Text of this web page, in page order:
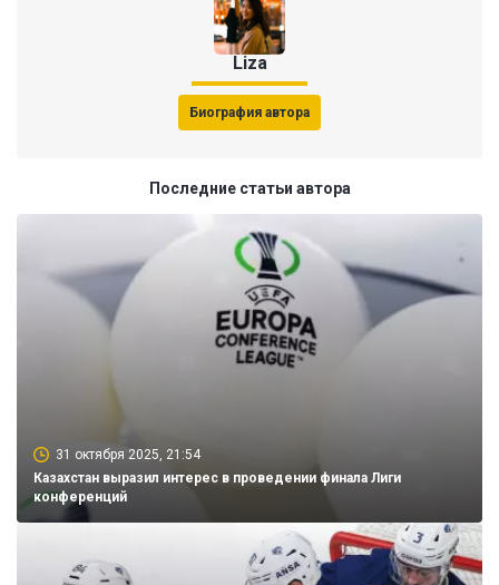
Liza
Биография автора
Последние статьи автора
31 октября 2025, 21:54
Казахстан выразил интерес в проведении финала Лиги
конференций